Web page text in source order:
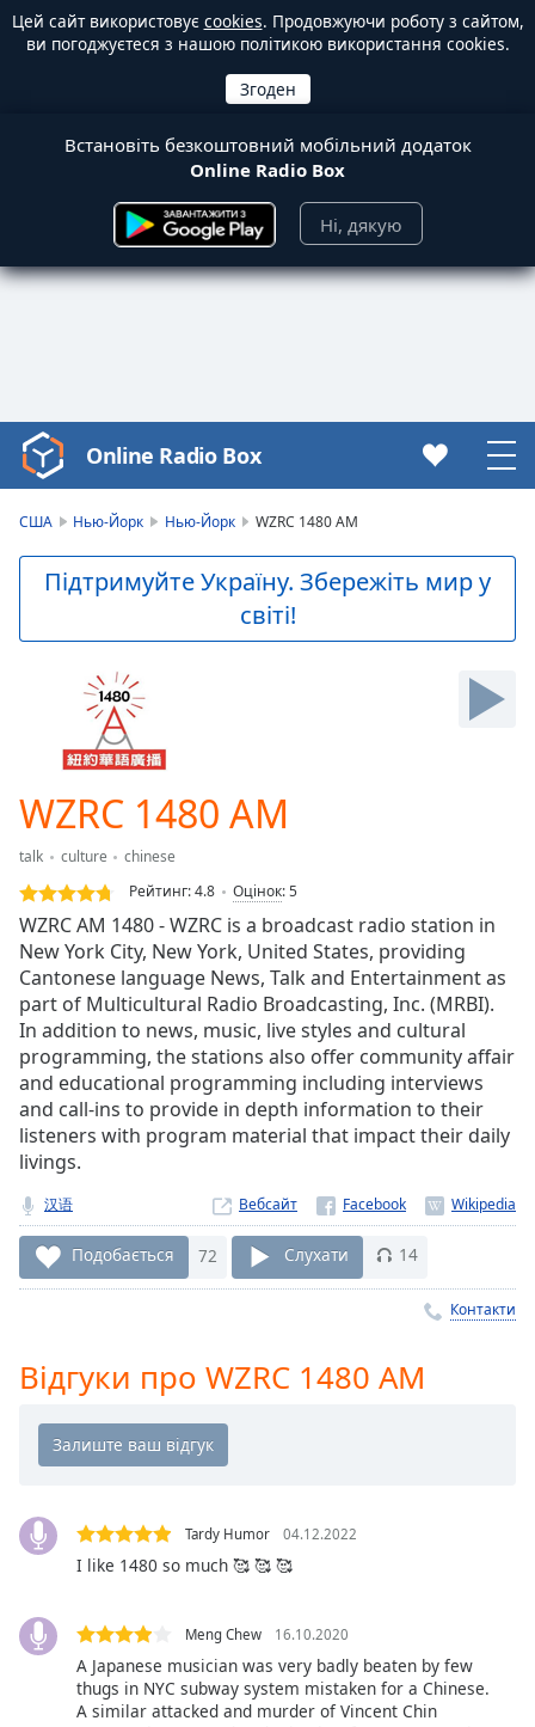
Цей сайт використовує cookies. Продовжуючи роботу з сайтом,
ви погоджуєтеся з нашою політикою використання cookies.
Встановіть безкоштовний мобільний додаток
Online Radio Box
Ні, дякую
Video
Player
Video
Skip
Current
Loaded:
0.00%
Stream
TypeLIVE
Seek to
currently
behind
Remaining
Time-
Playback
Rate
Chapters
off,
selected
subtitles
settings ,
subtitles
settings
dialog
subtitles
Online Radio Box
США Нью-Йорк Нью-Йорк WZRC 1480 AM
Підтримуйте Україну. Збережіть мир у
світі!
WZRC 1480 AM
talk culture
chinese
Рейтинг:4.8 Оцінок:5
WZRC AM 1480 - WZRC is a broadcast radio station in
New York City, New York, United States, providing
Cantonese language News, Talk and Entertainment as
part of Multicultural Radio Broadcasting, Inc. (MRBI).
In addition to news, music, live styles and cultural
programming, the stations also offer community affair
and educational programming including interviews
and call-ins to provide in depth information to their
listeners with program material that impact their daily
livings.
汉语 Вебсайт
Подобається 72 Слухати 14
Контакти
Відгуки про WZRC 1480 AM
Tardy Humor 04.12.2022
I like 1480 so much 🥰 🥰 🥰
Meng Chew 16.10.2020
A Japanese musician was very badly beaten by few
thugs in NYC subway system mistaken for a Chinese.
A similar attacked and murder of Vincent Chin